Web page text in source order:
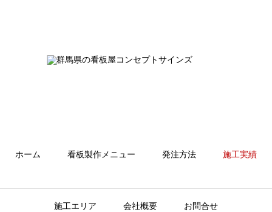
ホーム 看板製作メニュー 発注方法 施工実績
施工エリア 会社概要 お問合せ